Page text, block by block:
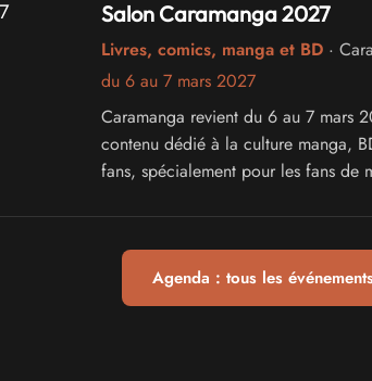
Salon Caramanga 2027
Livres, comics, manga et BD·
du 6 au 7 mars 2027
Caramanga revient du 6 au 7 mars
contenu dédié à la culture manga,
fans, spécialement pour les fans de
Agenda : tous les événements